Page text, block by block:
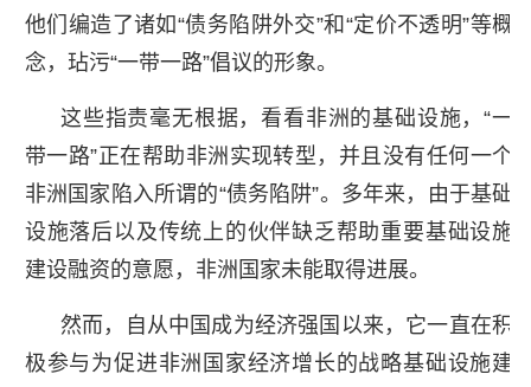
他们编造了诸如“债务陷阱外交”和“定价不透明”等概
念，玷污“一带一路”倡议的形象。
这些指责毫无根据，看看非洲的基础设施，“一
带一路”正在帮助非洲实现转型，并且没有任何一个
非洲国家陷入所谓的“债务陷阱”。多年来，由于基础
设施落后以及传统上的伙伴缺乏帮助重要基础设施
建设融资的意愿，非洲国家未能取得进展。
然而，自从中国成为经济强国以来，它一直在积
极参与为促进非洲国家经济增长的战略基础设施建